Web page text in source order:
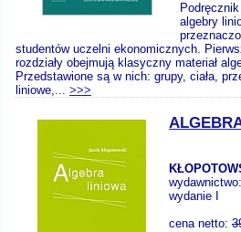
algebry
studentów uczelni ekonomicznych.
rozdziały obejmują klasyczny materiał
Przedstawione są w nich: grupy, ciała,
liniowe,... >>>
wydanie I
cena netto: